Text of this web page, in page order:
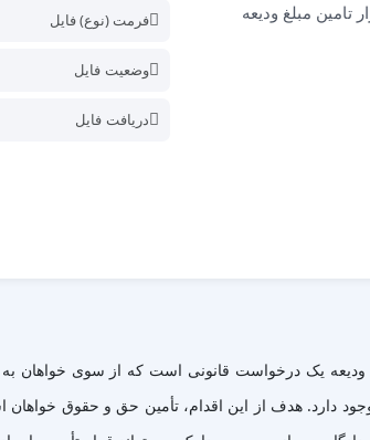
فرمت (نوع) فایل
وضعیت فایل
دریافت فایل
ودیعه یک درخواست قانونی است که از سوی خواهان
دارد. هدف از این اقدام، تأمین حق و حقوق خواهان